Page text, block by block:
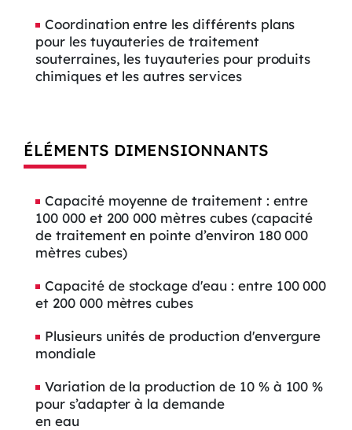
Coordination entre les différents plans
pour les tuyauteries de traitement
souterraines, les tuyauteries pour produits
chimiques et les autres services
ÉLÉMENTS DIMENSIONNANTS
Capacité moyenne de traitement : entre
100 000 et 200 000 mètres cubes (capacité
de traitement en pointe d’environ 180 000
mètres cubes)
Capacité de stockage d'eau : entre 100 000
et 200 000 mètres cubes
Plusieurs unités de production d'envergure
mondiale
Variation de la production de 10 % à 100 %
pour s’adapter à la demande
en eau